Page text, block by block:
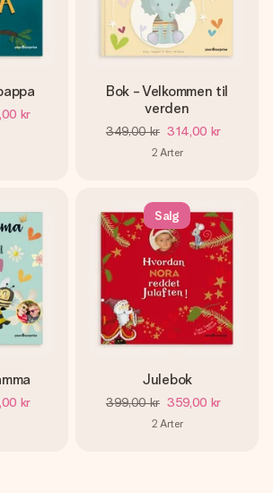
en beskjed som virkelig berører
bare masse kjærlighet i øyeblikket.
kr
Bok - Velkommen til
verden
349,00 kr 314,00 kr
2 Arter
kr
Salg
Julebok
399,00 kr 359,00 kr
2 Arter